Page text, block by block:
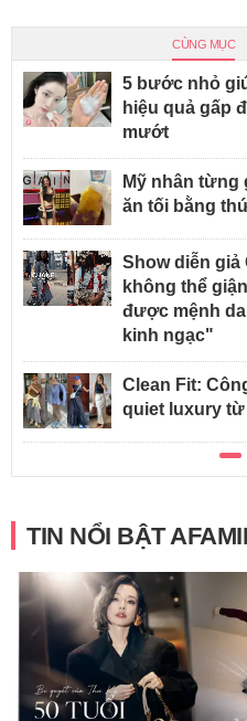
CÙNG MỤC
5 bước nhỏ
hiệu quả gấp
mướt
Mỹ nhân từng
ăn tối bằng
Show diễn giả
không thể
được mệnh
kinh ngạc"
Clean Fit:
quiet luxury
TIN NỔI BẬT